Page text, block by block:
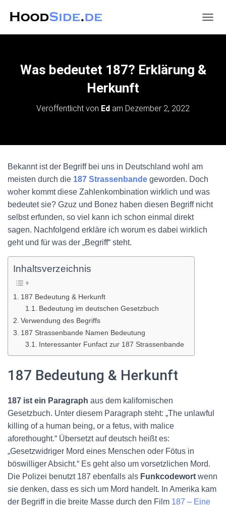
A
L
N
Was bedeutet 187? Erklärung &
Herkunft
Veröffentlicht von Ed am Dezember 2, 2022
Bekannt ist der Begriff bei uns in Deutschland wohl am
meisten durch die 187 Strassenbande geworden. Doch
woher kommt diese Zahlenkombination wirklich und was
bedeutet sie? Gzuz und Bonez haben diesen Begriff nicht
selbst erfunden, so viel kann ich schon einmal direkt
sagen. Nachfolgend erkläre ich worum es dabei wirklich
geht und für was der „Begriff“ steht.
Inhaltsverzeichnis
187 Bedeutung & Herkunft
Bedeutung im deutschen Gesetzbuch
Verwendung des Begriffs
187 Strassenbande Namen Bedeutung
Interessanter Funfact zur 187 Strassenbande
187 Bedeutung & Herkunft
187 ist ein Paragraph aus dem kalifornischen
Gesetzbuch. Unter diesem Paragraph steht: „The unlawful
killing of a human being, or a fetus, with malice
aforethought.“ Übersetzt auf deutsch heißt es:
„Gesetzwidriger Mord eines Menschen oder Fötus in
böswilliger Absicht.“ Es geht also um vorsetzlichen Mord.
Die Polizei benutzt 187 ebenfalls als Funkcodewort wenn
sie denken, dass es sich um Mord handelt. In Amerika kam
der Begriff in die breite Masse durch den Film 187 – Eine